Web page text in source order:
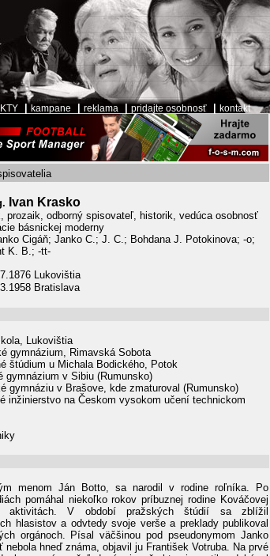
kampane reklama pridajte osobnosť kontakt
Ivan Krasko
prozaik, odborný spisovateľ, historik, vedúca osobnosť
básnickej moderny
Cigáň; Janko C.; J. C.; Bohdana J. Potokinova; -o;
K. B.; -tt-
Lukovištia
Bratislava
Lukovištia
gymnázium, Rimavská Sobota
štúdium u Michala Bodického, Potok
gymnázium v Sibiu (Rumunsko)
gymnáziu v Brašove, kde zmaturoval (Rumunsko)
inžinierstvo na Českom vysokom učení technickom
menom Ján Botto, sa narodil v rodine roľníka. Po
pomáhal niekoľko rokov príbuznej rodine Kováčovej
aktivitách. V období pražských štúdií sa zblížil
hlasistov a odvtedy svoje verše a preklady publikoval
orgánoch. Písal väčšinou pod pseudonymom Janko
nebola hneď známa, objavil ju František Votruba. Na prvé